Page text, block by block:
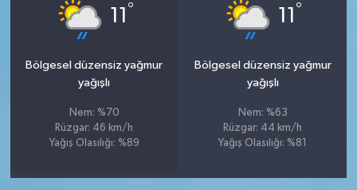
11 °
Bölgesel düzensiz yağmur
yağışlı
Nem: %70
Rüzgar: 46 km/h
Yağış Olasılığı: %89
11 °
Bölgesel düzensiz yağmur
yağışlı
Nem: %63
Rüzgar: 44 km/h
Yağış Olasılığı: %81